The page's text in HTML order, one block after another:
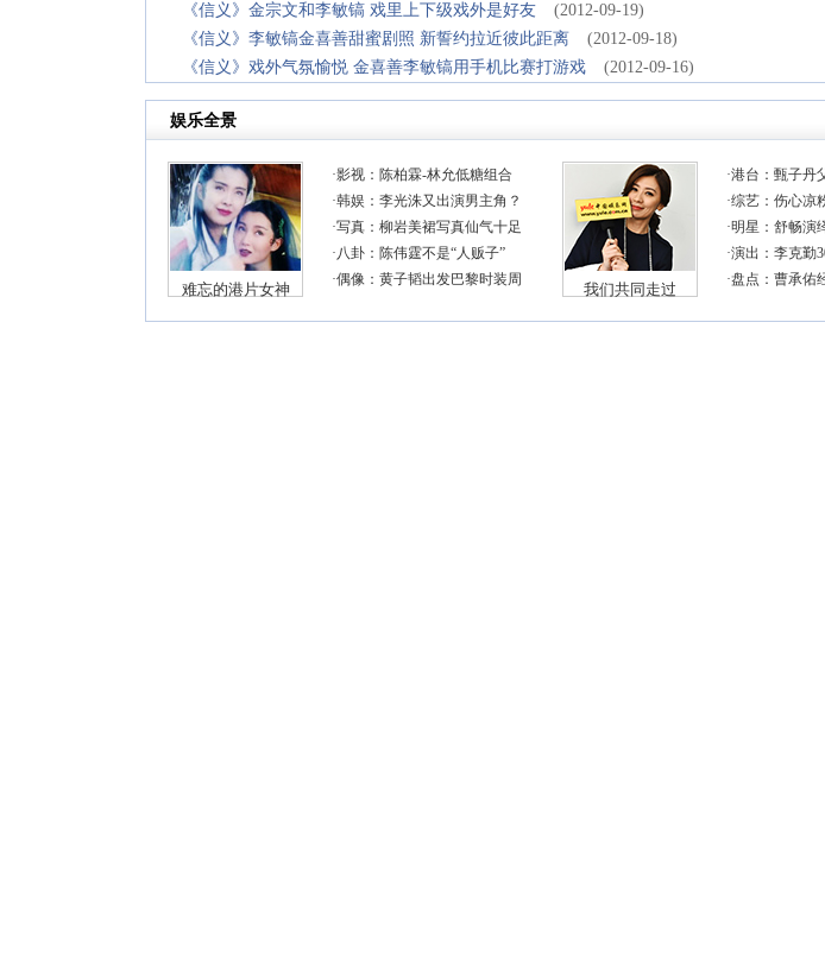
《信义》金宗文和李敏镐 戏里上下级戏外是好友
(2012-09-19)
《信义》李敏镐金喜善甜蜜剧照 新誓约拉近彼此距离
(2012-09-18)
《信义》戏外气氛愉悦 金喜善李敏镐用手机比赛打游戏
(2012-09-16)